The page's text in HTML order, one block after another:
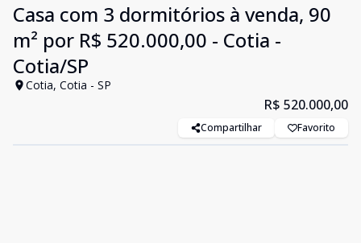
Casa com 3 dormitórios à venda, 90
m² por R$ 520.000,00 - Cotia -
Cotia/SP
Cotia, Cotia - SP
R$ 520.000,00
Compartilhar Favorito